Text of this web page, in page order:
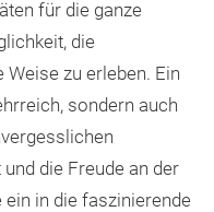
für die ganze
die
zu erleben. Ein
sondern auch
die Freude an der
ein in die faszinierende